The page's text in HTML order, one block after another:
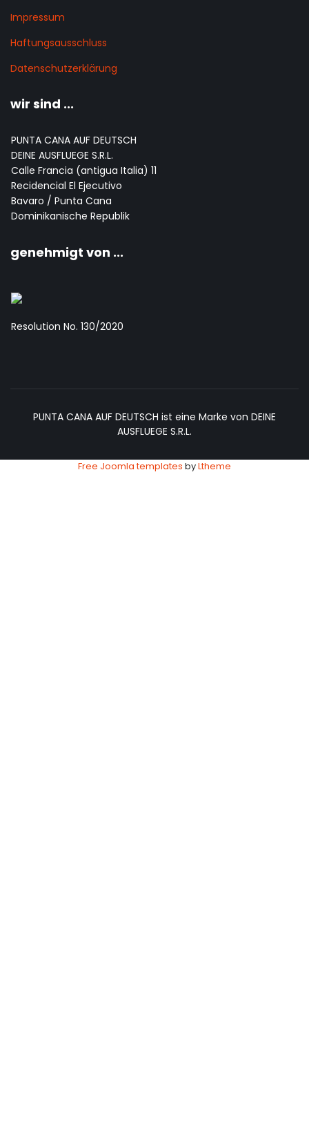
Impressum
Haftungsausschluss
Datenschutzerklärung
wir sind ...
PUNTA CANA AUF DEUTSCH
DEINE AUSFLUEGE S.R.L.
Calle Francia (antigua Italia) 11
Recidencial El Ejecutivo
Bavaro / Punta Cana
Dominikanische Republik
genehmigt von ...
Resolution No. 130/2020
PUNTA CANA AUF DEUTSCH ist eine Marke von DEINE
AUSFLUEGE S.R.L.
Free Joomla templates byLtheme